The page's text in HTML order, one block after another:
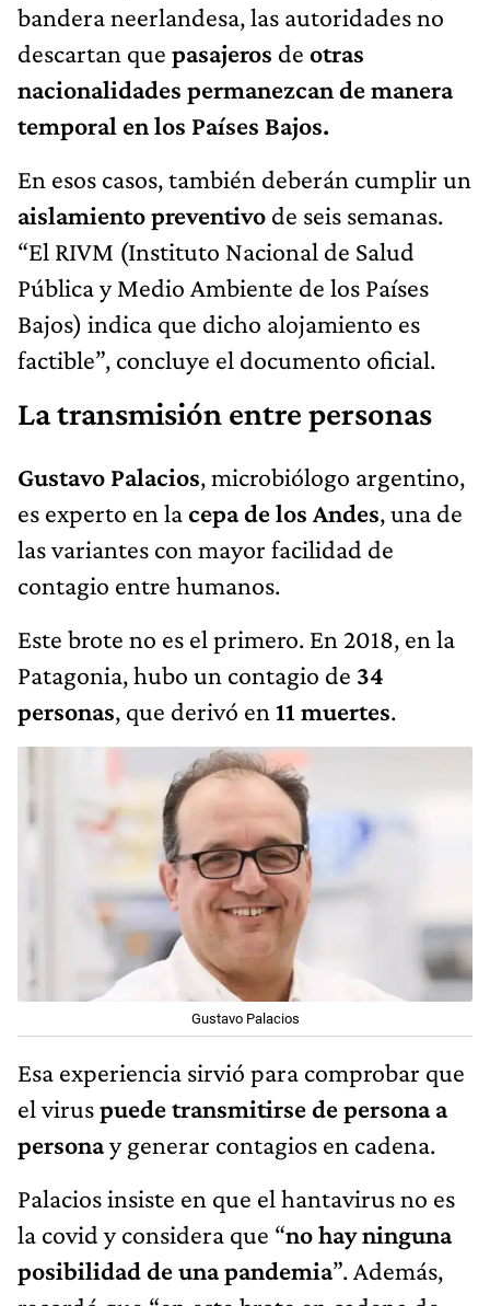
bandera neerlandesa, las autoridades no
descartan que pasajeros de otras
nacionalidades permanezcan de manera
temporal en los Países Bajos.
En esos casos, también deberán cumplir un
aislamiento preventivo de seis semanas.
“El RIVM (Instituto Nacional de Salud
Pública y Medio Ambiente de los Países
Bajos) indica que dicho alojamiento es
factible”, concluye el documento oficial.
La transmisión entre personas
Gustavo Palacios, microbiólogo argentino,
es experto en lacepa de los Andes, una de
las variantes con mayor facilidad de
contagio entre humanos.
Este brote no es el primero. En 2018, en la
Patagonia, hubo un contagio de 34
personas, que derivó en 11 muertes.
Gustavo Palacios
Esa experiencia sirvió para comprobar que
el viruspuede transmitirse de persona a
personay generar contagios en cadena.
Palacios insiste en que el hantavirus no es
la covid y considera que “no hay ninguna
posibilidad de una pandemia”. Además,